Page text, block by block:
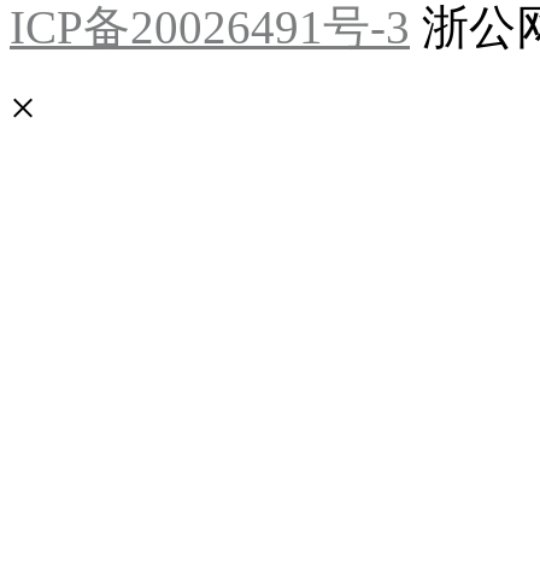
ICP备20026491号-3 浙公
×